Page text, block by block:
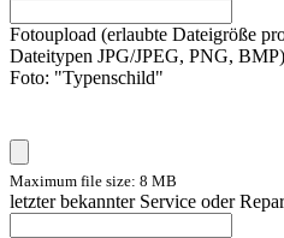
Fotoupload (erlaubte Dateigröße
Dateitypen JPG/JPEG, PNG,
Foto: "Typenschild"
Maximum file size: 8 MB
letzter bekannter Service oder